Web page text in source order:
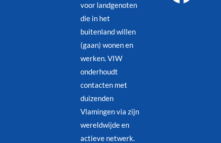
voor landgenoten
die in het
buitenland willen
(gaan) wonen en
werken. VIW
onderhoudt
contacten met
duizenden
Vlamingen via zijn
wereldwijde en
actieve netwerk.